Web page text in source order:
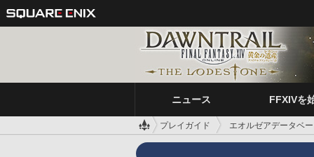
ニュース FFXIVを
プレイガイド エオルゼアデータベ